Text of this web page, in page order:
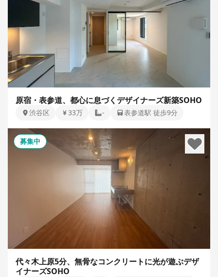
原宿・表参道、都心に息づくデザイナーズ新築SOHO
渋谷区 33万 - 表参道駅 徒歩9分
募集中
代々木上原5分、無骨なコンクリートに光が遊ぶデザ
イナーズSOHO